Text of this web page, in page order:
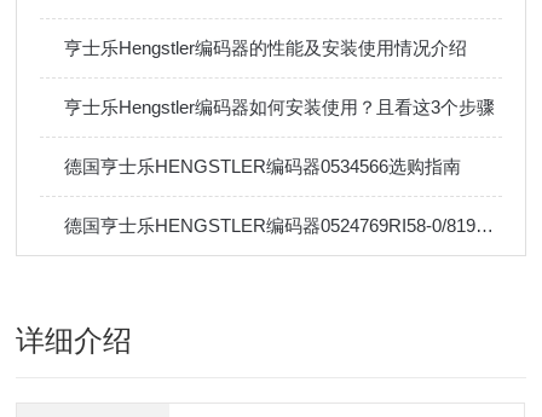
亨士乐Hengstler编码器的性能及安装使用情况介绍
亨士乐Hengstler编码器如何安装使用？且看这3个步骤
德国亨士乐HENGSTLER编码器0534566选购指南
德国亨士乐HENGSTLER编码器0524769RI58-0/8192EK.42RX-S行业标准及应用
详细介绍